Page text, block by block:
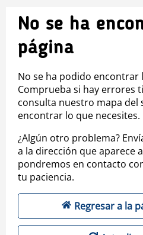
No se ha
página
No se ha podido encontrar
Comprueba si hay errores
consulta nuestro mapa del
encontrar lo que necesites.
¿Algún otro problema?
a la dirección que aparece
pondremos en contacto
tu paciencia.
Regresar a la